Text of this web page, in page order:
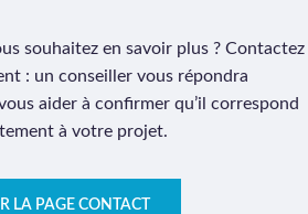
souhaitez en savoir plus ? Contactez
: un conseiller vous répondra
aider à confirmer qu’il correspond
à votre projet.
LA PAGE CONTACT